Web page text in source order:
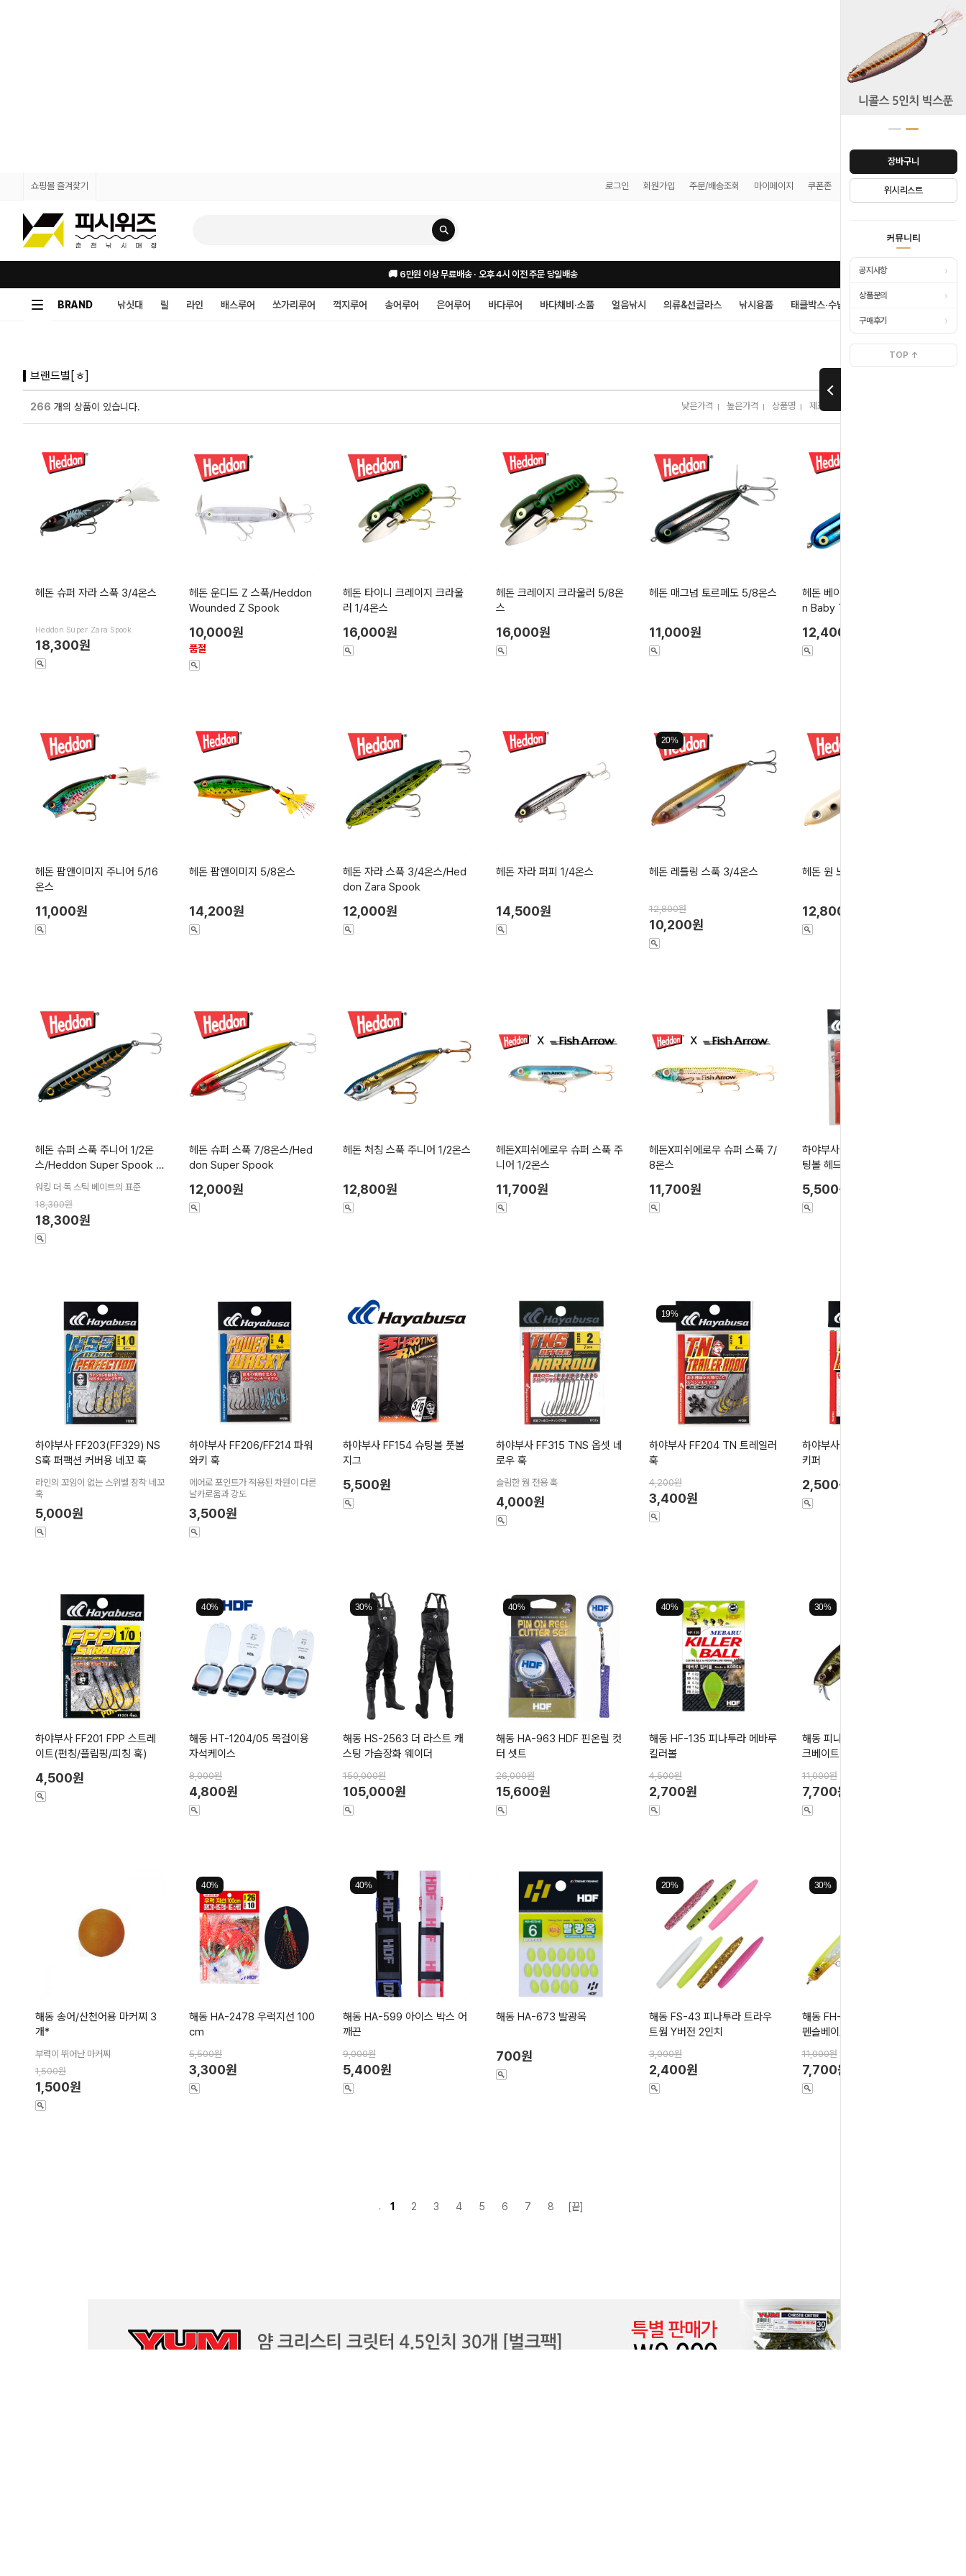
장바구니
위시리스트
커뮤니티
공지사항 ›
상품문의 ›
구매후기 ›
TOP ↑
쇼핑몰 즐겨찾기 로그인 회원가입 주문/배송조회 마이페이지 쿠폰존
🚚 6만원 이상 무료배송 · 오후 4시 이전 주문 당일배송
BRAND 낚싯대 릴 라인 배스루어 쏘가리루어 꺽지루어 송어루어 은어루어 바다루어 바다채비·소품 얼음낚시 의류&선글라스 낚시용품 태클박스·수납
Home>브랜드별[ㅎ]
브랜드별[ㅎ]
266 개의 상품이 있습니다. 낮은가격 I 높은가격 I 상품명 I 제조사
헤돈 슈퍼 자라 스푹 3/4온스
Heddon Super Zara Spook
18,300원
헤돈 운디드 Z 스푹/Heddon
Wounded Z Spook
10,000원
품절
헤돈 타이니 크레이지 크라울
러 1/4온스
16,000원
헤돈 크레이지 크라울러 5/8온
스
16,000원
헤돈 매그넘 토르페도 5/8온스
11,000원
헤돈 베이비 토르페도/Heddo
n Baby Torpedo
12,400원
헤돈 팝앤이미지 주니어 5/16
온스
11,000원
헤돈 팝앤이미지 5/8온스
14,200원
헤돈 자라 스푹 3/4온스/Hed
don Zara Spook
12,000원
헤돈 자라 퍼피 1/4온스
14,500원
20%
헤돈 레틀링 스푹 3/4온스
12,800원
10,200원
헤돈 원 노커 스푹 3/4온스
12,800원
헤돈 슈퍼 스푹 주니어 1/2온
스/Heddon Super Spook J
워킹 더 독 스틱 베이트의 표준
18,300원
18,300원
헤돈 슈퍼 스푹 7/8온스/Hed
don Super Spook
12,000원
헤돈 처칭 스푹 주니어 1/2온스
12,800원
헤돈X피쉬에로우 슈퍼 스푹 주
니어 1/2온스
11,700원
헤돈X피쉬에로우 슈퍼 스푹 7/
8온스
11,700원
하야부사 FF404 조인티드 슈
팅볼 헤드
5,500원
하야부사 FF203(FF329) NS
S훅 퍼팩션 커버용 네꼬 훅
라인의 꼬임이 없는 스위벨 장착 네꼬
훅
5,000원
하야부사 FF206/FF214 파워
와키 훅
에어로 포인트가 적용된 차원이 다른
날카로움과 강도
3,500원
하야부사 FF154 슈팅볼 풋볼
지그
5,500원
하야부사 FF315 TNS 옵셋 네
로우 훅
슬림한 웜 전용 훅
4,000원
19%
하야부사 FF204 TN 트레일러
훅
4,200원
3,400원
하야부사 FF521 트레일러 훅
키퍼
2,500원
하야부사 FF201 FPP 스트레
이트(펀칭/플립핑/피칭 훅)
4,500원
40%
해동 HT-1204/05 목걸이용
자석케이스
8,000원
4,800원
30%
해동 HS-2563 더 라스트 캐
스팅 가슴장화 웨이더
150,000원
105,000원
40%
해동 HA-963 HDF 핀온릴 컷
터 셋트
26,000원
15,600원
40%
해동 HF-135 피나투라 메바루
킬러볼
4,500원
2,700원
30%
해동 피나투라 빅스위셔 크랭
크베이트 72F
11,000원
7,700원
해동 송어/산천어용 마커찌 3
개*
부력이 뛰어난 마커찌
1,500원
1,500원
40%
해동 HA-2478 우럭지선 100
cm
5,500원
3,300원
40%
해동 HA-599 아이스 박스 어
깨끈
9,000원
5,400원
해동 HA-673 발광옥
700원
20%
해동 FS-43 피나투라 트라우
트웜 Y버전 2인치
3,000원
2,400원
30%
해동 FH-116 피나투라 탑어택
펜슬베이트 105F
11,000원
7,700원
. 1 2 3 4 5 6 7 8 [끝]